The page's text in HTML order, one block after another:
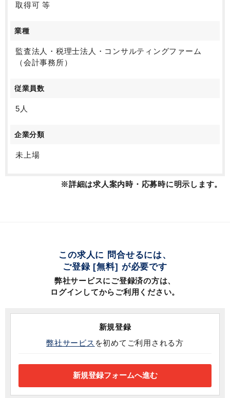
取得可 等
業種
監査法人・税理士法人・コンサルティングファーム
（会計事務所）
従業員数
5人
企業分類
未上場
※詳細は求人案内時・応募時に明示します。
この求人に 問合せるには、
ご登録 [無料] が必要です
弊社サービスにご登録済の方は、
ログインしてからご利用ください。
新規登録
弊社サービス を初めてご利用される方